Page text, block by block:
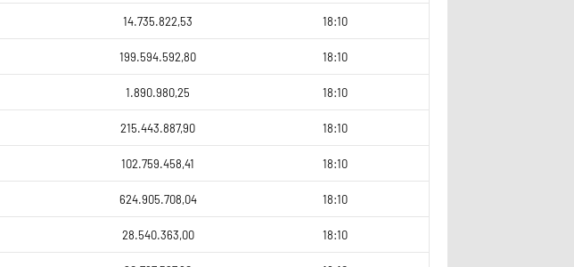
14.735.822,53 18:10
199.594.592,80 18:10
1.890.980,25 18:10
215.443.887,90 18:10
102.759.458,41 18:10
624.905.708,04 18:10
28.540.363,00 18:10